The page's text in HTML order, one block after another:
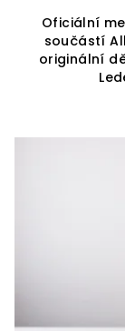
Oficiální
součástí
originální